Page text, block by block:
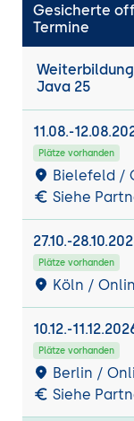
Markdown
Flexible
Compact
Methods
Neuerunge
Virtual
Ausblick:
Vector API
Gesicherte
Termine
Java 25
11.08.-
Plätze vorhanden
Bielefeld /
Siehe
27.10.-
Plätze vorhanden
Köln /
10.12.-
Plätze vorhanden
Berlin /
Siehe